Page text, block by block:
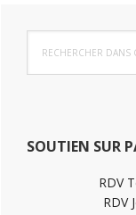
Barre
latérale
dans
ce
SOUTIEN SUR
RDV
RDV